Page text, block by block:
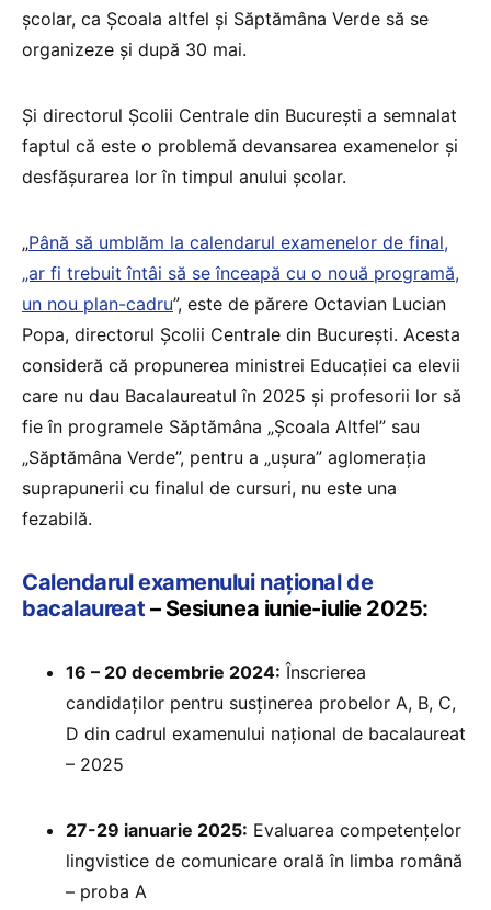
școlar, ca Școala altfel și Săptămâna Verde să se
organizeze și după 30 mai.
Și directorul Școlii Centrale din București a semnalat
faptul că este o problemă devansarea examenelor și
desfășurarea lor în timpul anului școlar.
„Până să umblăm la calendarul examenelor de final,
„ar fi trebuit întâi să se înceapă cu o nouă programă,
un nou plan-cadru”, este de părere Octavian Lucian
Popa, directorul Școlii Centrale din București. Acesta
consideră că propunerea ministrei Educației ca elevii
care nu dau Bacalaureatul în 2025 și profesorii lor să
fie în programele Săptămâna „Școala Altfel” sau
„Săptămâna Verde”, pentru a „ușura” aglomerația
suprapunerii cu finalul de cursuri, nu este una
fezabilă.
Calendarul examenului național de
bacalaureat – Sesiunea iunie-iulie 2025:
16 – 20 decembrie 2024: Înscrierea
candidaților pentru susținerea probelor A, B, C,
D din cadrul examenului național de bacalaureat
– 2025
27-29 ianuarie 2025: ⁠Evaluarea competențelor
lingvistice de comunicare orală în limba română
– proba A